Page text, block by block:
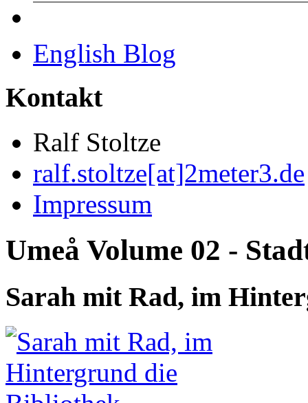
English Blog
Kontakt
Ralf Stoltze
ralf.stoltze[at]2meter3.de
Impressum
Umeå Volume 02 -
Sarah mit Rad, im